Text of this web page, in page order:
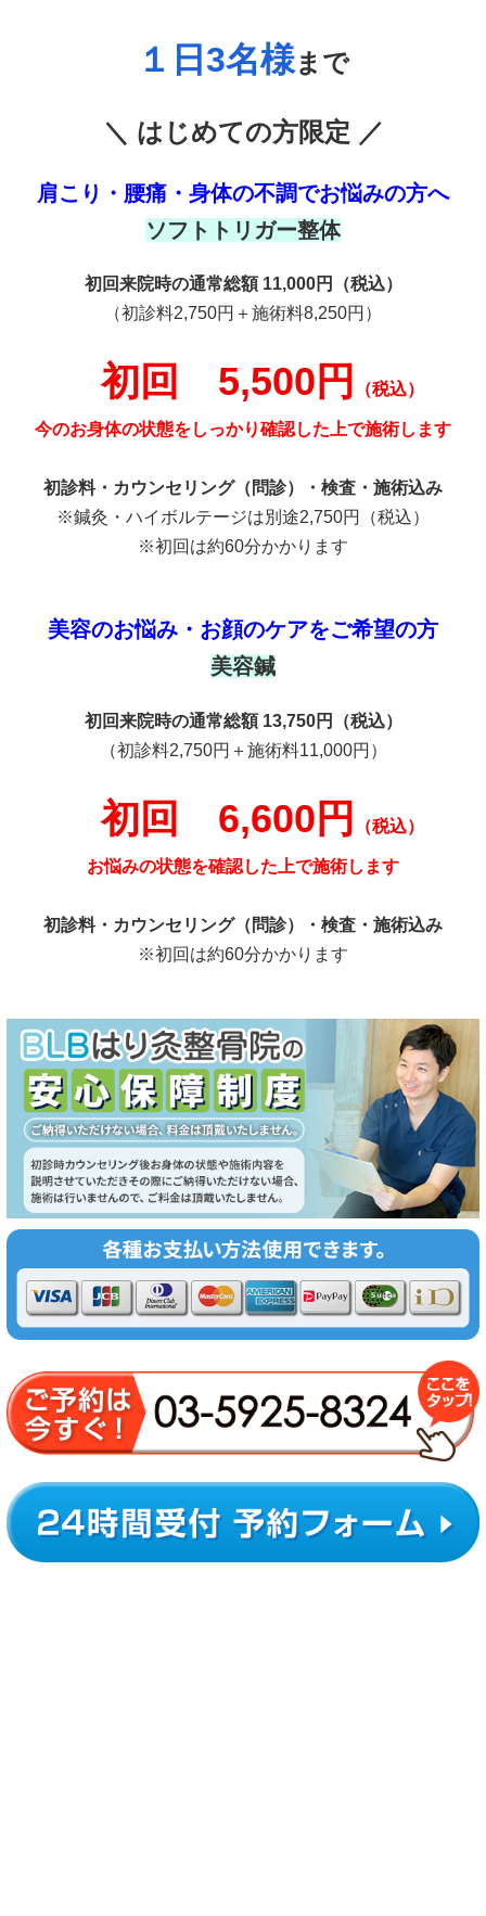
１日3名様まで
＼ はじめての方限定 ／
肩こり・腰痛・身体の不調でお悩みの方へ
ソフトトリガー整体
初回来院時の通常総額 11,000円（税込）
（初診料2,750円＋施術料8,250円）
今のお身体の状態をしっかり確認した上で施術します
※初回は約60分かかります
美容のお悩み・お顔のケアをご希望の方
美容鍼
初回来院時の通常総額 13,750円（税込）
（初診料2,750円＋施術料11,000円）
お悩みの状態を確認した上で施術します
※初回は約60分かかります